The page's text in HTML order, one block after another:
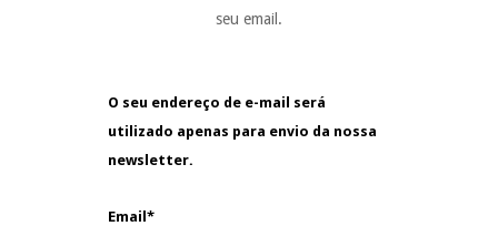
seu email.
O seu endereço de e-mail será
utilizado apenas para envio da nossa
newsletter.
Email*